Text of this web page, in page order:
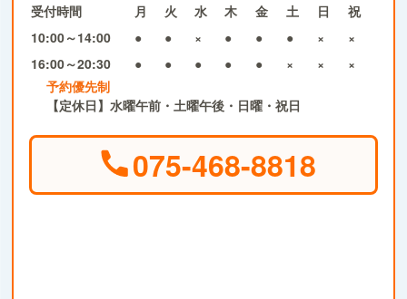
受付時間 月 火 水 木 金 土 日
祝
10:00～14:00
● ● × ● ● ● ×
×
16:00～20:30
● ● ● ● ● × ×
×
予約優先制
【定休日】水曜午前・土曜午後・日曜・祝日
075-468-8818